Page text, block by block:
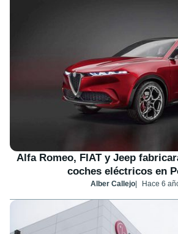
Alfa Romeo, FIAT y Jeep
coches eléctricos en
Alber Callejo Hace 6